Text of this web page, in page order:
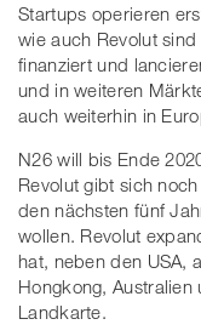
Startups operieren
wie auch Revolut
finanziert und
und in weiteren
auch weiterhin in
N26 will bis Ende
Revolut gibt sich
den nächsten fünf
wollen. Revolut
hat, neben den USA,
Hongkong,
Landkarte.